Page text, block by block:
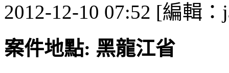
2012-12-10 07:52 [編輯：
案件地點: 黑龍江省